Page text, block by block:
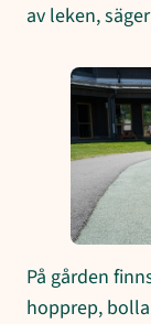
av leken,
På gården
hopprep,